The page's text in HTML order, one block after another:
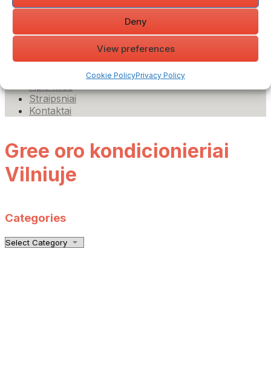
Deny
View preferences
Cookie PolicyPrivacy Policy
Menu
Parduotuvė
Atlikti darbai
Oro kondicionierių montavimas (įrengimas)
Apie Mus
Straipsniai
Kontaktai
Gree oro kondicionieriai
Vilniuje
Categories
Categories